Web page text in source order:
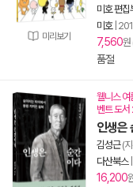
미리보기
미호 편집
미호|
7,560원
품절
웰니스 여
벤트 도서
인생은
김성근(
다산북스|
16,200